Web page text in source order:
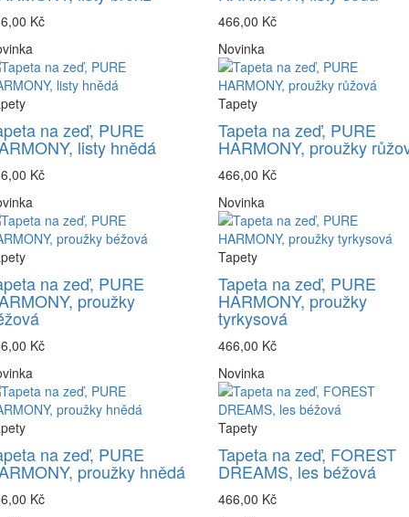
Kč
466,00 Kč
na zeď, PURE
listy hnědá
Kč
Novinka
Tapety
Tapeta na zeď, PURE
HARMONY, proužky
466,00 Kč
na zeď, PURE
proužky
Kč
Novinka
Tapety
Tapeta na zeď, PURE
HARMONY, proužky
tyrkysová
466,00 Kč
na zeď, PURE
proužky hnědá
Kč
Novinka
Tapety
Tapeta na zeď, FOREST
DREAMS, les béžová
466,00 Kč